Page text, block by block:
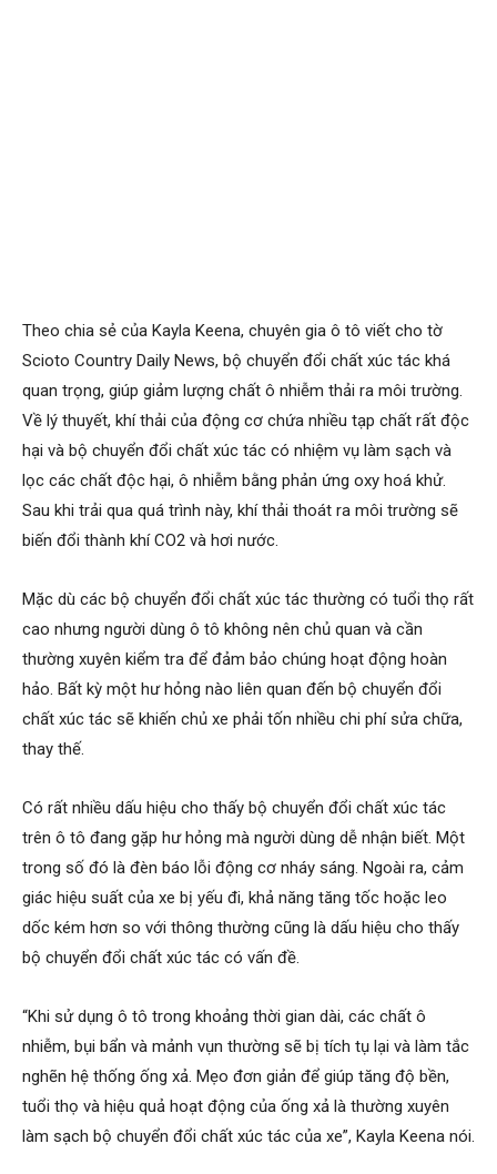
Theo chia sẻ của Kayla Keena, chuyên gia ô tô viết cho tờ
Scioto Country Daily News, bộ chuyển đổi chất xúc tác khá
quan trọng, giúp giảm lượng chất ô nhiễm thải ra môi trường.
Về lý thuyết, khí thải của động cơ chứa nhiều tạp chất rất độc
hại và bộ chuyển đổi chất xúc tác có nhiệm vụ làm sạch và
lọc các chất độc hại, ô nhiễm bằng phản ứng oxy hoá khử.
Sau khi trải qua quá trình này, khí thải thoát ra môi trường sẽ
biến đổi thành khí CO2 và hơi nước.
Mặc dù các bộ chuyển đổi chất xúc tác thường có tuổi thọ rất
cao nhưng người dùng ô tô không nên chủ quan và cần
thường xuyên kiểm tra để đảm bảo chúng hoạt động hoàn
hảo. Bất kỳ một hư hỏng nào liên quan đến bộ chuyển đổi
chất xúc tác sẽ khiến chủ xe phải tốn nhiều chi phí sửa chữa,
thay thế.
Có rất nhiều dấu hiệu cho thấy bộ chuyển đổi chất xúc tác
trên ô tô đang gặp hư hỏng mà người dùng dễ nhận biết. Một
trong số đó là đèn báo lỗi động cơ nháy sáng. Ngoài ra, cảm
giác hiệu suất của xe bị yếu đi, khả năng tăng tốc hoặc leo
dốc kém hơn so với thông thường cũng là dấu hiệu cho thấy
bộ chuyển đổi chất xúc tác có vấn đề.
“Khi sử dụng ô tô trong khoảng thời gian dài, các chất ô
nhiễm, bụi bẩn và mảnh vụn thường sẽ bị tích tụ lại và làm tắc
nghẽn hệ thống ống xả. Mẹo đơn giản để giúp tăng độ bền,
tuổi thọ và hiệu quả hoạt động của ống xả là thường xuyên
làm sạch bộ chuyển đổi chất xúc tác của xe”, Kayla Keena nói.